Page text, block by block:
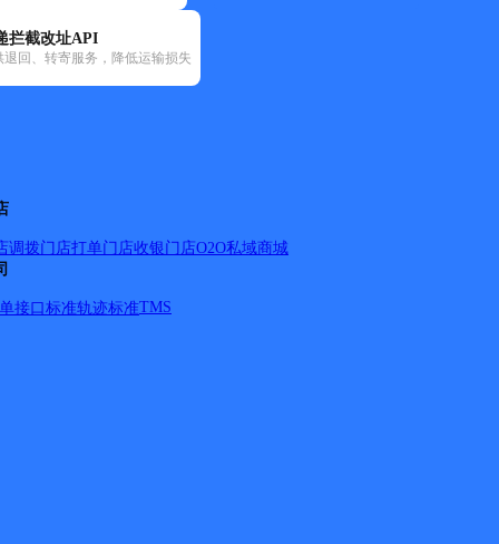
拦截改址API
退回、转寄服务，降低运输损失
调拨门店打单门店收银门店O2O私域商城
接口标准轨迹标准TMS